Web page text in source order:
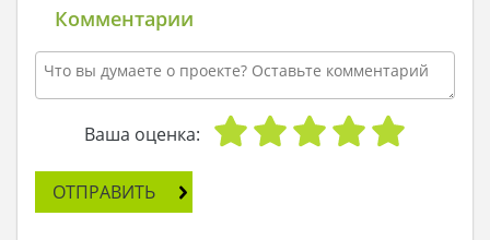
теплым, как поцелуй солнца. Так сделайте же
все, чтобы мое гнездышко радовало меня
каждый день!
Посовещавшись, кудесники и архитекторы
создали проект. А после появился двухэтажный
домик. У Сказки появилась терраса, где
только показать нос на улицу, большая
гостиная, где на диване лежал подаренный
Комментарии
Ваша оценка:
ОТПРАВИТЬ